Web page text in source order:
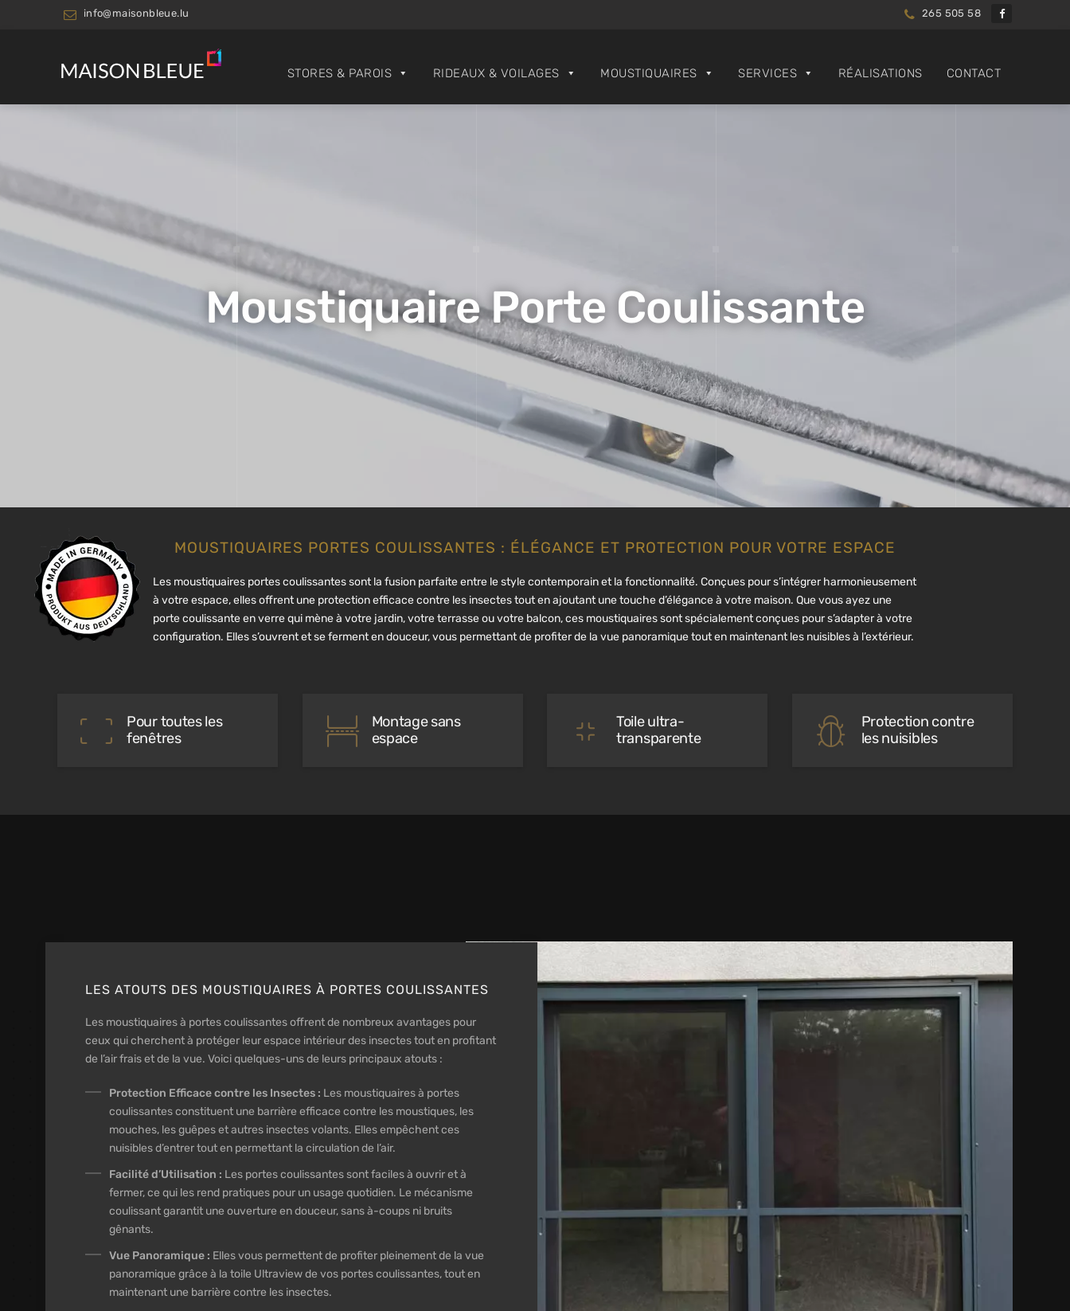
info@maisonbleue.lu 265 505 58
STORES & PAROIS RIDEAUX & VOILAGES MOUSTIQUAIRES SERVICES RÉALISATIONS CONTACT
Moustiquaire Porte Coulissante
MOUSTIQUAIRES PORTES COULISSANTES : ÉLÉGANCE ET PROTECTION POUR VOTRE ESPACE
Les moustiquaires portes coulissantes sont la fusion parfaite entre le style contemporain et la fonctionnalité. Conçues pour s’intégrer harmonieusement
à votre espace, elles offrent une protection efficace contre les insectes tout en ajoutant une touche d’élégance à votre maison. Que vous ayez une
porte coulissante en verre qui mène à votre jardin, votre terrasse ou votre balcon, ces moustiquaires sont spécialement conçues pour s’adapter à votre
configuration. Elles s’ouvrent et se ferment en douceur, vous permettant de profiter de la vue panoramique tout en maintenant les nuisibles à l’extérieur.
Pour toutes les
fenêtres
Montage sans
espace
Toile ultra-
transparente
Protection contre
les nuisibles
LES ATOUTS DES MOUSTIQUAIRES À PORTES COULISSANTES
Les moustiquaires à portes coulissantes offrent de nombreux avantages pour
ceux qui cherchent à protéger leur espace intérieur des insectes tout en profitant
de l’air frais et de la vue. Voici quelques-uns de leurs principaux atouts :
Protection Efficace contre les Insectes : Les moustiquaires à portes
coulissantes constituent une barrière efficace contre les moustiques, les
mouches, les guêpes et autres insectes volants. Elles empêchent ces
nuisibles d’entrer tout en permettant la circulation de l’air.
Facilité d’Utilisation : Les portes coulissantes sont faciles à ouvrir et à
fermer, ce qui les rend pratiques pour un usage quotidien. Le mécanisme
coulissant garantit une ouverture en douceur, sans à-coups ni bruits
gênants.
Vue Panoramique : Elles vous permettent de profiter pleinement de la vue
panoramique grâce à la toile Ultraview de vos portes coulissantes, tout en
maintenant une barrière contre les insectes.